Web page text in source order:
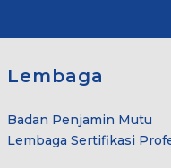
Lembaga
Badan Penjamin Mutu
Lembaga Sertifikasi